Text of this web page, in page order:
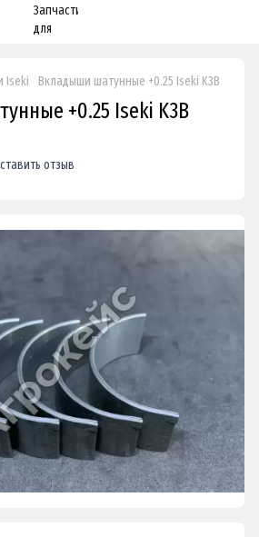
Iseki Вкладыши шатунные +0.25 Iseki K3B
+0.25 Iseki K3B
отзыв